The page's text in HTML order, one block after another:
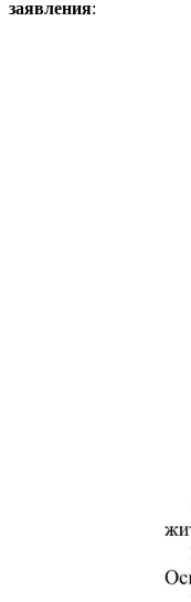
заявления: